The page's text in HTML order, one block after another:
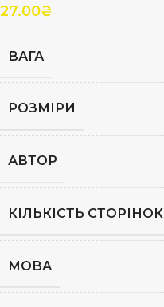
27.00₴
ВАГА
РОЗМІРИ
АВТОР
КІЛЬКІСТЬ СТОРІНОК
МОВА